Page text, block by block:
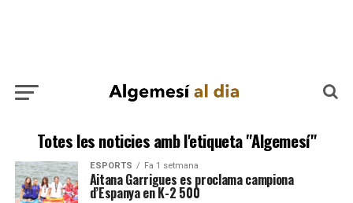
Totes les noticies amb l'etiqueta "Algemesí"
ESPORTS Fa 1 setmana
Aitana Garrigues es proclama campiona
d’Espanya en K-2 500